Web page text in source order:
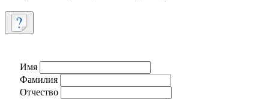
Имя
Фамилия
Отчество